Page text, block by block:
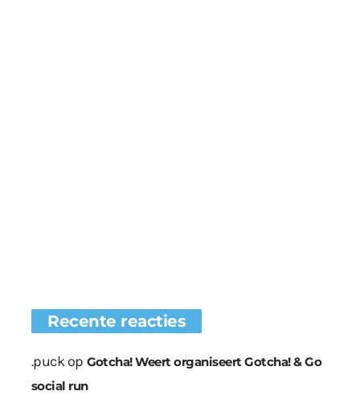
Recente reacties
.puckop Gotcha! Weert organiseert Gotcha! & Go
social run